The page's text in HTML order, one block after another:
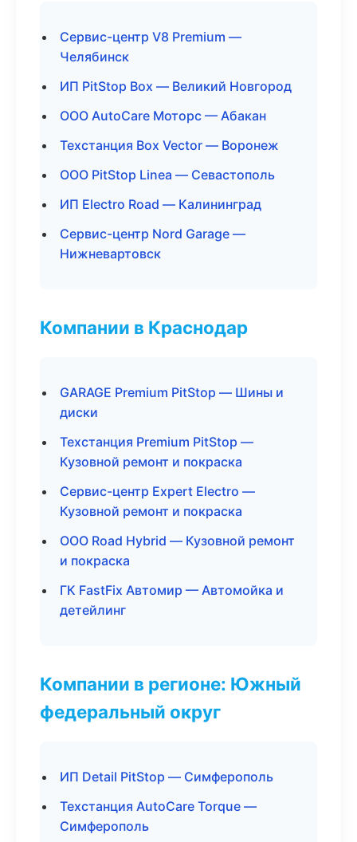
Сервис-центр V8 Premium —
Челябинск
ИП PitStop Box — Великий Новгород
ООО AutoCare Моторс — Абакан
Техстанция Box Vector — Воронеж
ООО PitStop Linea — Севастополь
ИП Electro Road — Калининград
Сервис-центр Nord Garage —
Нижневартовск
Компании в Краснодар
GARAGE Premium PitStop — Шины и
диски
Техстанция Premium PitStop —
Кузовной ремонт и покраска
Сервис-центр Expert Electro —
Кузовной ремонт и покраска
ООО Road Hybrid — Кузовной ремонт
и покраска
ГК FastFix Автомир — Автомойка и
детейлинг
Компании в регионе: Южный
федеральный округ
ИП Detail PitStop — Симферополь
Техстанция AutoCare Torque —
Симферополь